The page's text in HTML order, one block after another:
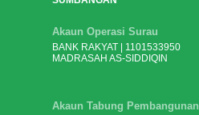
Akaun Operasi Surau
BANK RAKYAT | 1101533950
MADRASAH AS-SIDDIQIN
Akaun Tabung Pembangunan